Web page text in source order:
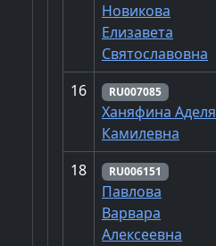
Новикова
Елизавета
Святославовна
16 RU007085
Ханяфина Аделя
Камилевна
18 RU006151
Павлова
Варвара
Алексеевна